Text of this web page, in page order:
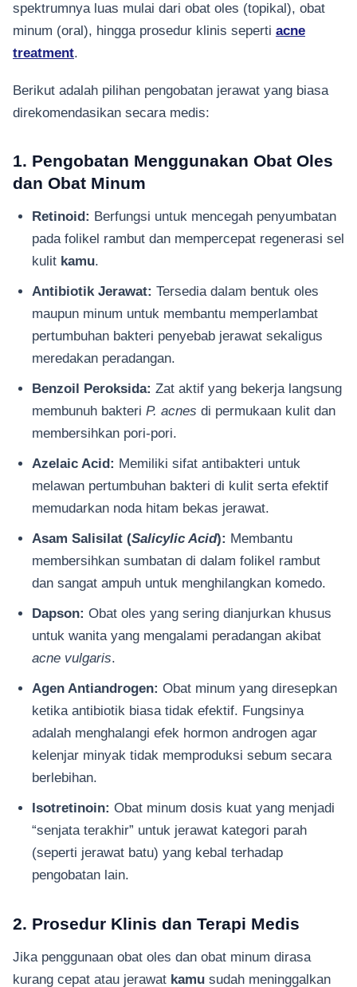
spektrumnya luas mulai dari obat oles (topikal), obat
minum (oral), hingga prosedur klinis seperti acne
treatment.
Berikut adalah pilihan pengobatan jerawat yang biasa
direkomendasikan secara medis:
1. Pengobatan Menggunakan Obat Oles
dan Obat Minum
Retinoid: Berfungsi untuk mencegah penyumbatan
pada folikel rambut dan mempercepat regenerasi sel
kulit kamu.
Antibiotik Jerawat: Tersedia dalam bentuk oles
maupun minum untuk membantu memperlambat
pertumbuhan bakteri penyebab jerawat sekaligus
meredakan peradangan.
Benzoil Peroksida: Zat aktif yang bekerja langsung
membunuh bakteri P. acnes di permukaan kulit dan
membersihkan pori-pori.
Azelaic Acid: Memiliki sifat antibakteri untuk
melawan pertumbuhan bakteri di kulit serta efektif
memudarkan noda hitam bekas jerawat.
Asam Salisilat (Salicylic Acid): Membantu
membersihkan sumbatan di dalam folikel rambut
dan sangat ampuh untuk menghilangkan komedo.
Dapson: Obat oles yang sering dianjurkan khusus
untuk wanita yang mengalami peradangan akibat
acne vulgaris.
Agen Antiandrogen: Obat minum yang diresepkan
ketika antibiotik biasa tidak efektif. Fungsinya
adalah menghalangi efek hormon androgen agar
kelenjar minyak tidak memproduksi sebum secara
berlebihan.
Isotretinoin: Obat minum dosis kuat yang menjadi
“senjata terakhir” untuk jerawat kategori parah
(seperti jerawat batu) yang kebal terhadap
pengobatan lain.
2. Prosedur Klinis dan Terapi Medis
Jika penggunaan obat oles dan obat minum dirasa
kurang cepat atau jerawat kamu sudah meninggalkan